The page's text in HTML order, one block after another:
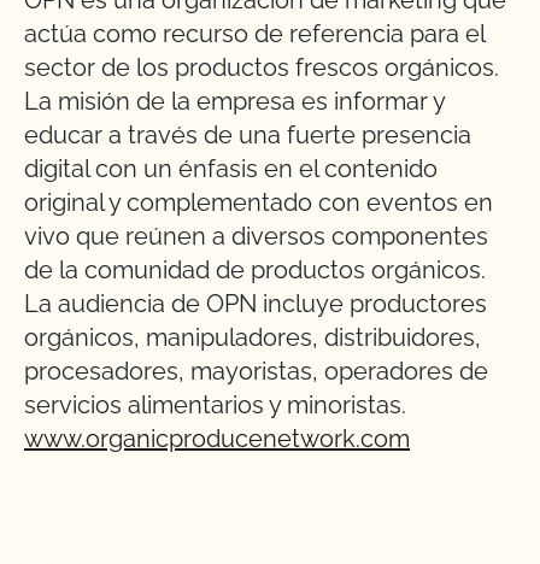
actúa como recurso de referencia para el
sector de los productos frescos orgánicos.
La misión de la empresa es informar y
educar a través de una fuerte presencia
digital con un énfasis en el contenido
original y complementado con eventos en
vivo que reúnen a diversos componentes
de la comunidad de productos orgánicos.
La audiencia de OPN incluye productores
orgánicos, manipuladores, distribuidores,
procesadores, mayoristas, operadores de
servicios alimentarios y minoristas.
www.organicproducenetwork.com